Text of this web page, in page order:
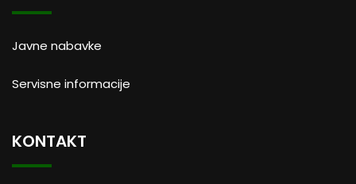
Javne nabavke
Servisne informacije
KONTAKT